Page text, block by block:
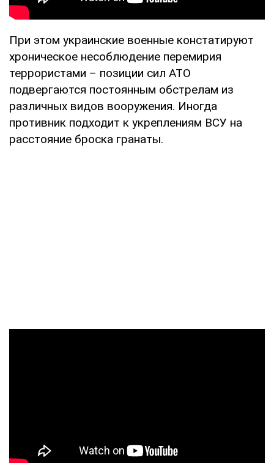
При этом украинские военные констатируют
хроническое несоблюдение перемирия
террористами – позиции сил АТО
подвергаются постоянным обстрелам из
различных видов вооружения. Иногда
противник подходит к укреплениям ВСУ на
расстояние броска гранаты.